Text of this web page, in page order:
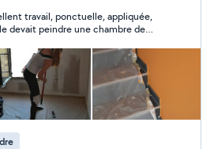
médicaux ou autres, -
petits travaux dont la peinture.
merci de me contacter.
travail, ponctuelle, appliquée,
devait peindre une chambre de
ce qu'elle a parfaitement réalisé,
et je pense la solliciter